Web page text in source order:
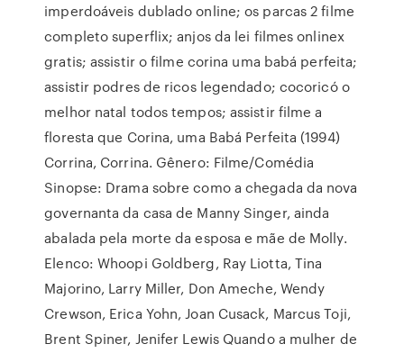
imperdoáveis dublado online; os parcas 2 filme
completo superflix; anjos da lei filmes onlinex
gratis; assistir o filme corina uma babá perfeita;
assistir podres de ricos legendado; cocoricó o
melhor natal todos tempos; assistir filme a
floresta que Corina, uma Babá Perfeita (1994)
Corrina, Corrina. Gênero: Filme/Comédia
Sinopse: Drama sobre como a chegada da nova
governanta da casa de Manny Singer, ainda
abalada pela morte da esposa e mãe de Molly.
Elenco: Whoopi Goldberg, Ray Liotta, Tina
Majorino, Larry Miller, Don Ameche, Wendy
Crewson, Erica Yohn, Joan Cusack, Marcus Toji,
Brent Spiner, Jenifer Lewis Quando a mulher de